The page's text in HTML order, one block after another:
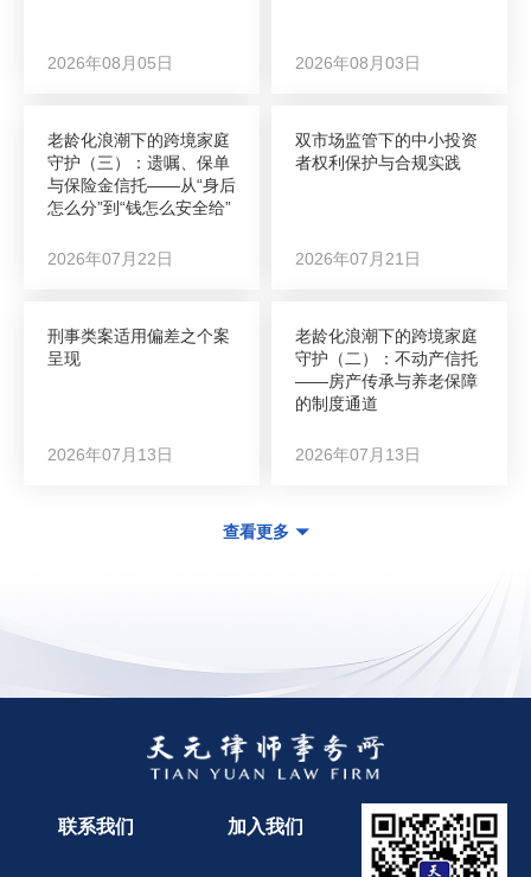
2026年08月05日 2026年08月03日
老龄化浪潮下的跨境家庭
守护（三）：遗嘱、保单
与保险金信托——从“身后
怎么分”到“钱怎么安全给”
2026年07月22日
双市场监管下的中小投资
者权利保护与合规实践
2026年07月21日
刑事类案适用偏差之个案
呈现
2026年07月13日
老龄化浪潮下的跨境家庭
守护（二）：不动产信托
——房产传承与养老保障
的制度通道
2026年07月13日
查看更多
联系我们 加入我们